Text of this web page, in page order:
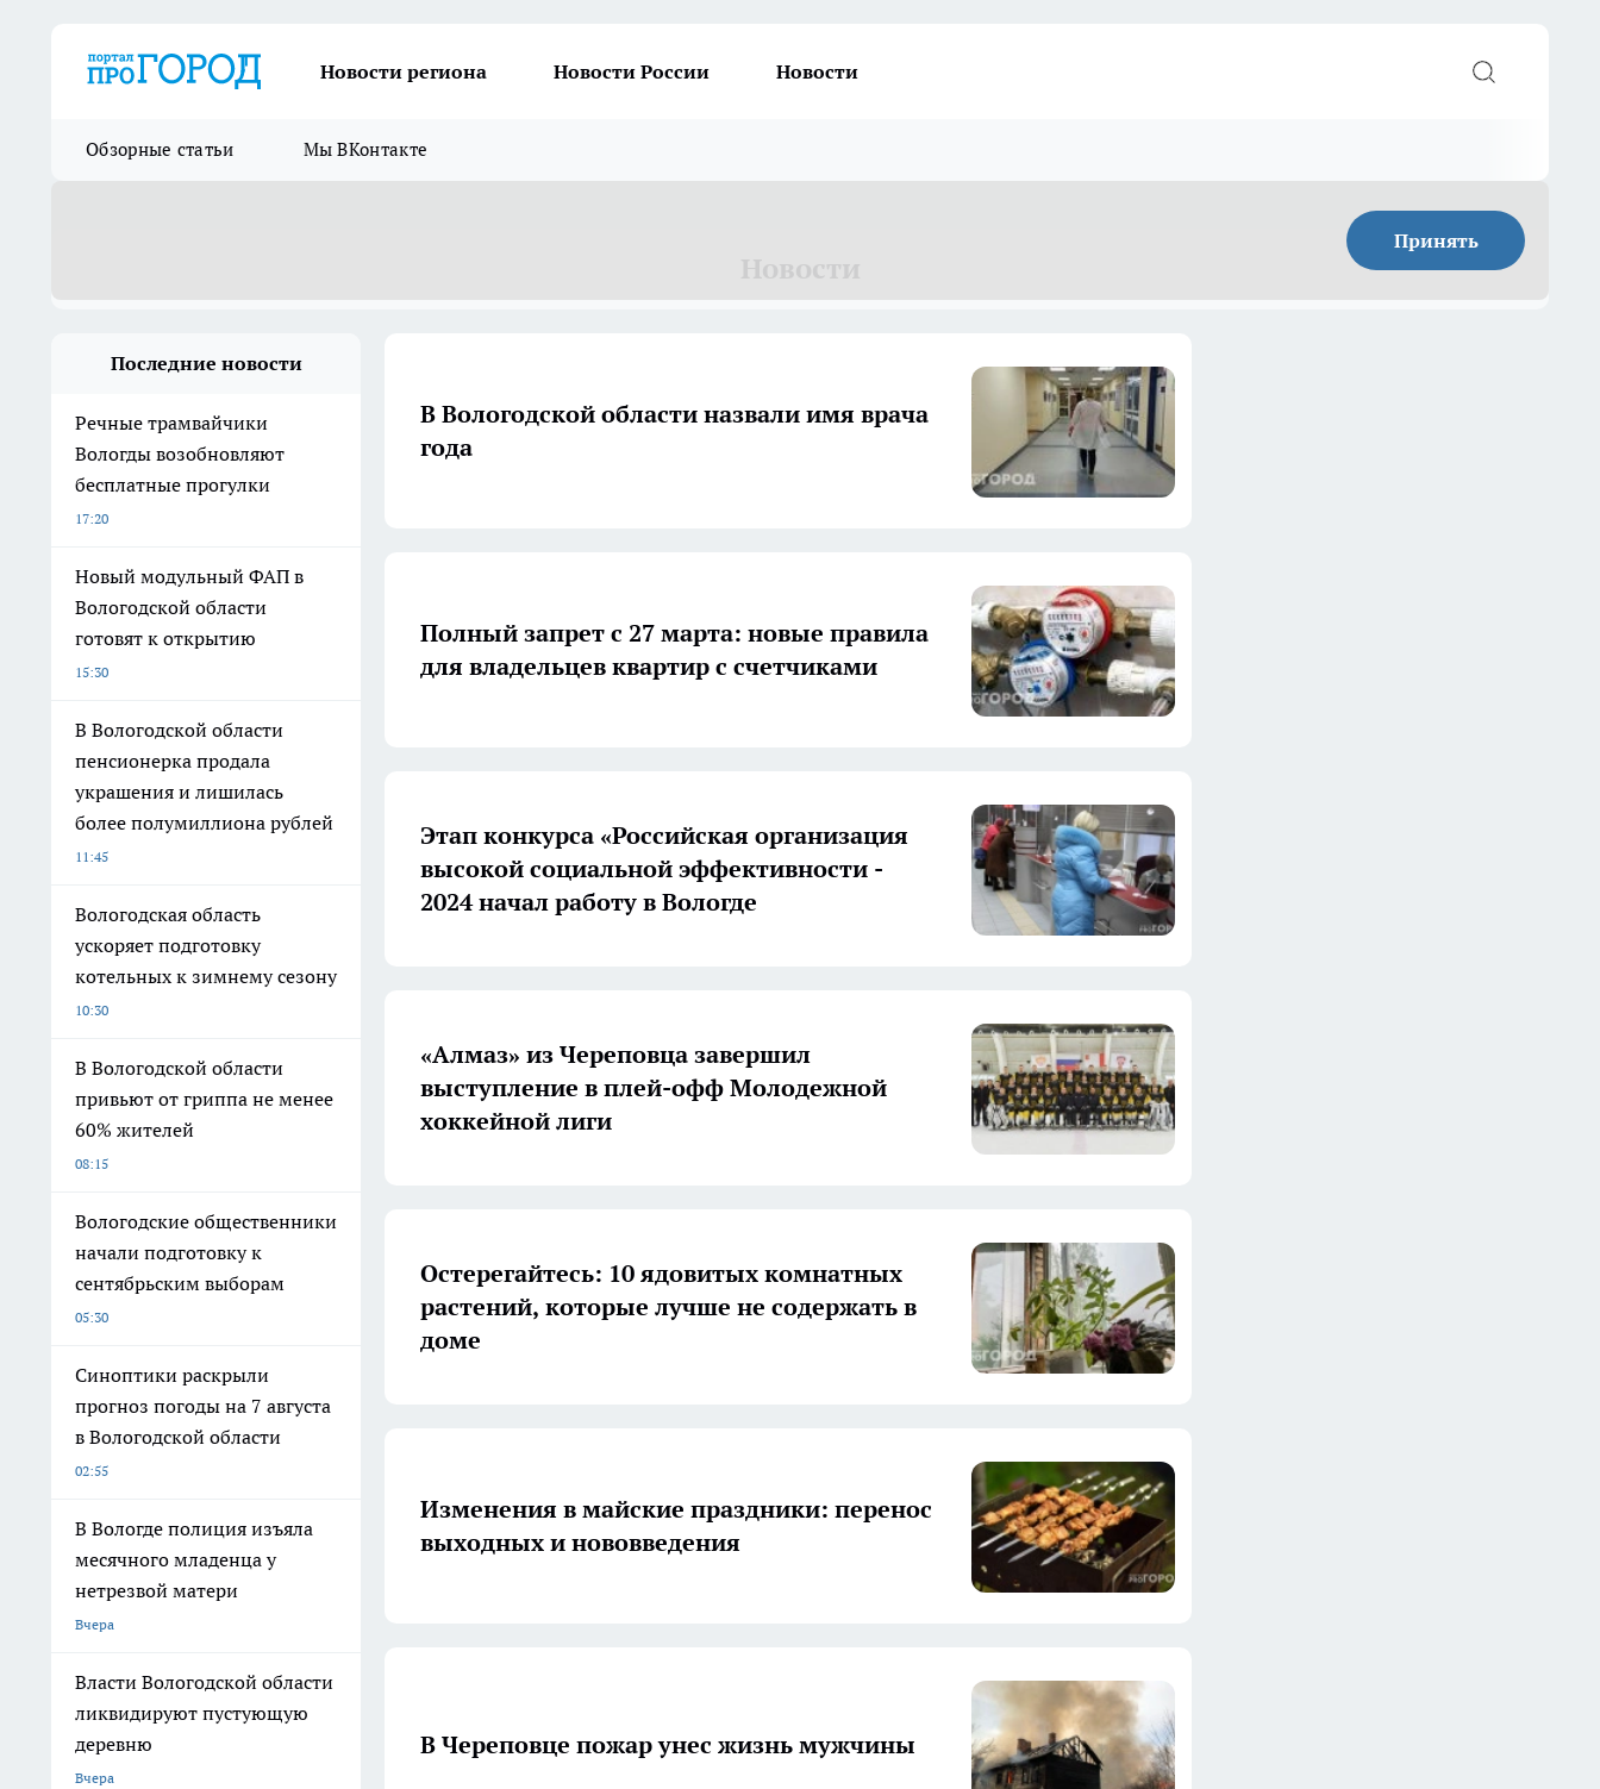
Новости региона Новости России Новости
Обзорные статьи Мы ВКонтакте
Принять
Последние новости
Речные трамвайчики
Вологды возобновляют
бесплатные прогулки
17:20
Новый модульный ФАП в
Вологодской области
готовят к открытию
15:30
В Вологодской области
пенсионерка продала
украшения и лишилась
более полумиллиона рублей
11:45
Вологодская область
ускоряет подготовку
котельных к зимнему сезону
10:30
В Вологодской области
привьют от гриппа не менее
60% жителей
08:15
Вологодские общественники
начали подготовку к
сентябрьским выборам
05:30
Синоптики раскрыли
прогноз погоды на 7 августа
в Вологодской области
02:55
В Вологде полиция изъяла
месячного младенца у
нетрезвой матери
Вчера
Власти Вологодской области
ликвидируют пустующую
деревню
Вчера
В Вологодской области назвали имя врача
года
Полный запрет с 27 марта: новые правила
для владельцев квартир с счетчиками
Этап конкурса «Российская организация
высокой социальной эффективности -
2024 начал работу в Вологде
«Алмаз» из Череповца завершил
выступление в плей-офф Молодежной
хоккейной лиги
Остерегайтесь: 10 ядовитых комнатных
растений, которые лучше не содержать в
доме
Изменения в майские праздники: перенос
выходных и нововведения
В Череповце пожар унес жизнь мужчины